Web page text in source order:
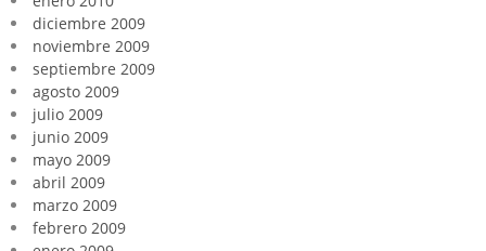
diciembre 2009
noviembre 2009
septiembre 2009
agosto 2009
julio 2009
junio 2009
mayo 2009
abril 2009
marzo 2009
febrero 2009